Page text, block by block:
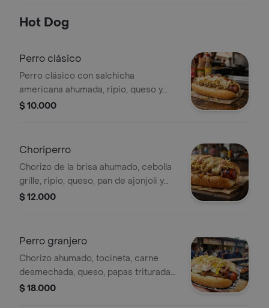
Hot Dog
Perro clásico
Perro clásico con salchicha
americana ahumada, ripio, queso y
pan de ajonjolí.
$ 10.000
Choriperro
Chorizo de la brisa ahumado, cebolla
grille, ripio, queso, pan de ajonjoli y
salsa.
$ 12.000
Perro granjero
Chorizo ahumado, tocineta, carne
desmechada, queso, papas trituradas,
pan de ajonjolí y salsas.
$ 18.000